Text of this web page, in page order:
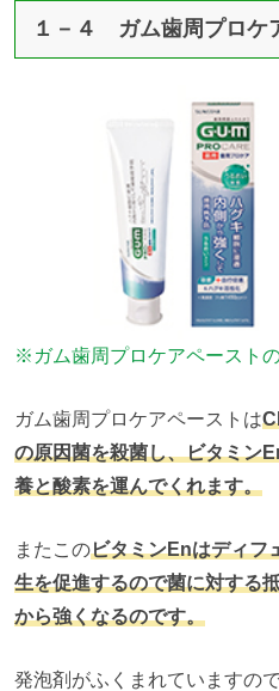
１－４ ガム歯周プロケ
※ガム歯周プロケアペースト
ガム歯周プロケアペーストは
の原因菌を殺菌し、ビタミン
養と酸素を運んでくれます。
またこのビタミンEnはディフ
生を促進するので菌に対する
から強くなるのです。
発泡剤がふくまれていますの